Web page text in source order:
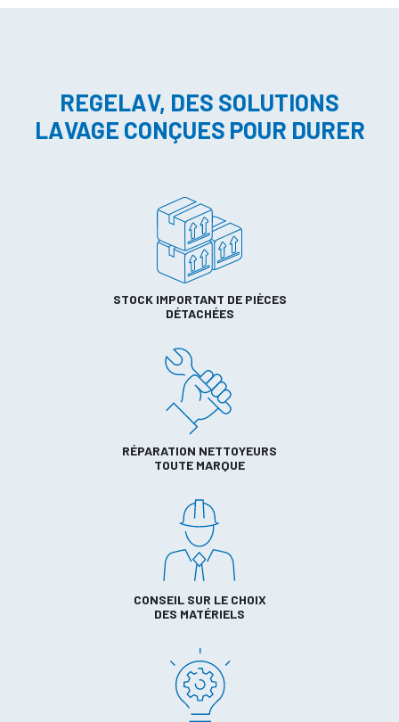
REGELAV, DES SOLUTIONS
LAVAGE CONÇUES POUR DURER
STOCK IMPORTANT DE PIÈCES
DÉTACHÉES
RÉPARATION NETTOYEURS
TOUTE MARQUE
CONSEIL SUR LE CHOIX
DES MATÉRIELS